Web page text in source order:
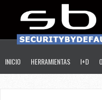
INICIO HERRAMIENTAS I+D